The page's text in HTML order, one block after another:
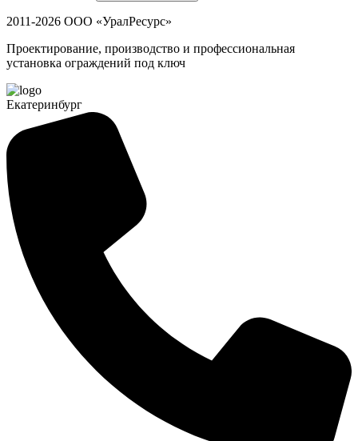
2011-2026 ООО «УралРесурс»
Проектирование, производство и профессиональная
установка ограждений под ключ
Екатеринбург